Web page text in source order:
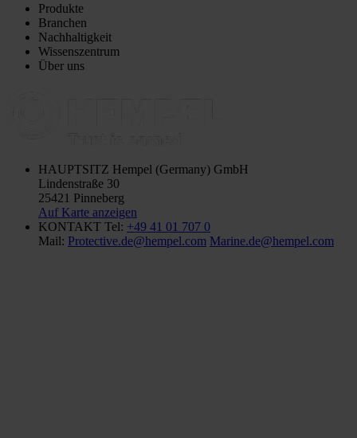
Produkte
Branchen
Nachhaltigkeit
Wissenszentrum
Über uns
HAUPTSITZ Hempel (Germany) GmbH
Lindenstraße 30
25421 Pinneberg
Auf Karte anzeigen
KONTAKT Tel: +49 41 01 707 0
Mail: Protective.de@hempel.com Marine.de@hempel.com